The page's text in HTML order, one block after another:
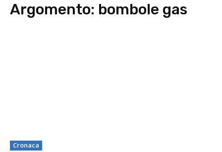
Argomento: bombole gas
Cronaca